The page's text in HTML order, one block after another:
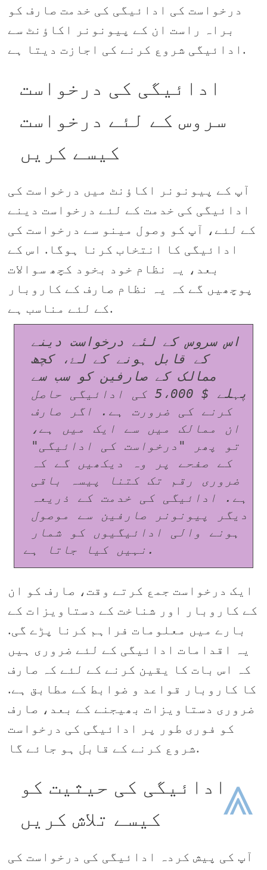
درخواست کی ادائیگی کی خدمت صارف کو
براہ راست ان کے پیونونر اکاؤنٹ سے
ادائیگی شروع کرنے کی اجازت دیتا ہے.
ادائیگی کی درخواست
سروس کے لئے درخواست
کیسے کریں
آپ کے پیونونر اکاؤنٹ میں درخواست کی
ادائیگی کی خدمت کے لئے درخواست دینے
کے لئے، آپ کو وصول مینو سے درخواست کی
ادائیگی کا انتخاب کرنا ہوگا. اس کے
بعد، یہ نظام خود بخود کچھ سوالات
پوچھیں گے کہ یہ نظام صارف کے کاروبار
کے لئے مناسب ہے.
کے قابل ہونے کے لۓ، کچھ
نہیں کیا جاتا ہے.
ایک درخواست جمع کرتے وقت، صارف کو ان
کے کاروبار اور شناخت کے دستاویزات کے
بارے میں معلومات فراہم کرنا پڑے گی.
یہ اقدامات ادائیگی کے لئے ضروری ہیں
کہ اس بات کا یقین کرنے کے لئے کہ صارف
کا کاروبار قواعد و ضوابط کے مطابق ہے.
ضروری دستاویزات بھیجنے کے بعد، صارف
کو فوری طور پر ادائیگی کی درخواست
شروع کرنے کے قابل ہو جائے گا.
ادائیگی کی حیثیت کو
کیسے تلاش کریں
آپ کی پیش کردہ ادائیگی کی درخواست کی
⩓